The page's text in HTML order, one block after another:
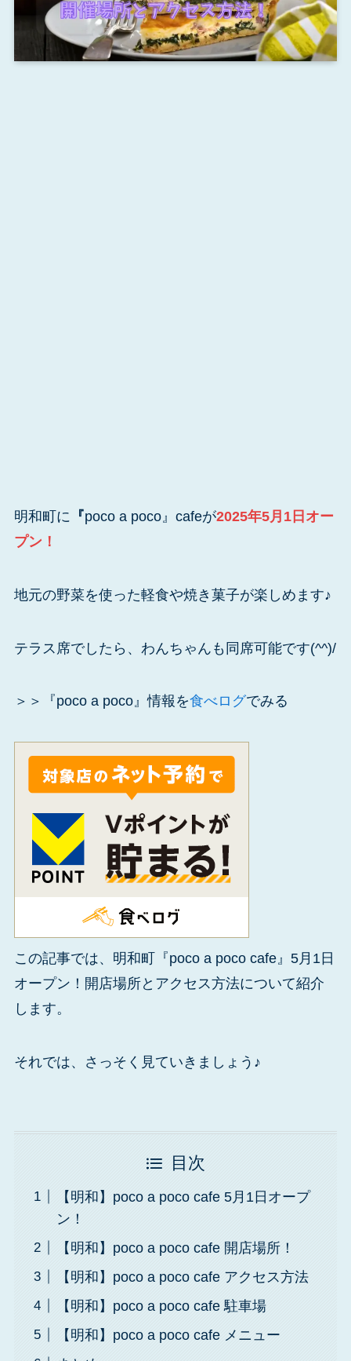
明和町に 『poco a poco』cafeが2025年5月1日オー
プン！
地元の野菜を使った軽食や焼き菓子が楽しめます♪
テラス席でしたら、わんちゃんも同席可能です(^^)/
＞＞『poco a poco』情報を食べログでみる
この記事では、明和町『poco a poco cafe』5月1日
オープン！開店場所とアクセス方法について紹介
します。
それでは、さっそく見ていきましょう♪
目次
【明和】poco a poco cafe 5月1日オープ
ン！
【明和】poco a poco cafe 開店場所！
【明和】poco a poco cafe アクセス方法
【明和】poco a poco cafe 駐車場
【明和】poco a poco cafe メニュー